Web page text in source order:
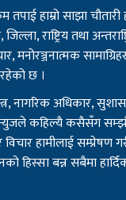
हाम्रो साझा चौतारी
राष्ट्रिय तथा
छ ।
नागरिक अधिकार,
न्युजले कहिल्यै कसैसँग
हामीलाई सम्प्रेषण
हिस्सा बन्न सबैमा